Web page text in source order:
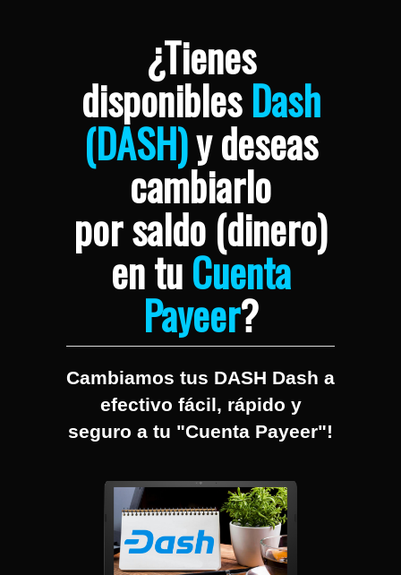
¿Tienes
disponiblesDash
(DASH)y deseas
cambiarlo
por saldo (dinero)
en tuCuenta
Payeer?
Cambiamos tus DASH Dash a
efectivo fácil, rápido y
seguro a tu "Cuenta Payeer"!